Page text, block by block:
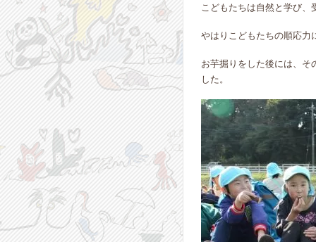
こどもたちは自然と学び
やはりこどもたちの順応力
お芋掘りをした後には、
した。